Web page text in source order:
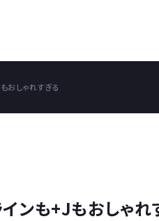
おしゃれすぎる
ンも+Jもおしゃれ